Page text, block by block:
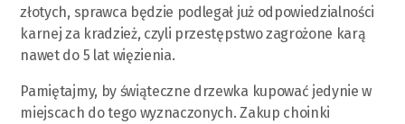
złotych, sprawca będzie podlegał już odpowiedzialności
karnej za kradzież, czyli przestępstwo zagrożone karą
nawet do 5 lat więzienia.
Pamiętajmy, by świąteczne drzewka kupować jedynie w
miejscach do tego wyznaczonych. Zakup choinki